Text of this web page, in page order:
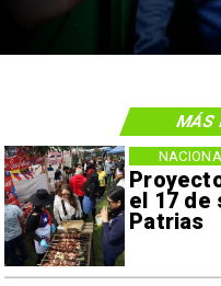
el 17 de
Patrias
MÁS